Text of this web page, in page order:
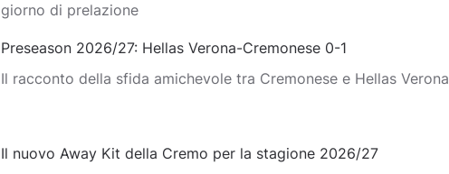
giorno di prelazione
Preseason 2026/27: Hellas Verona-Cremonese 0-1
Il racconto della sfida amichevole tra Cremonese e Hellas Verona
Il nuovo Away Kit della Cremo per la stagione 2026/27